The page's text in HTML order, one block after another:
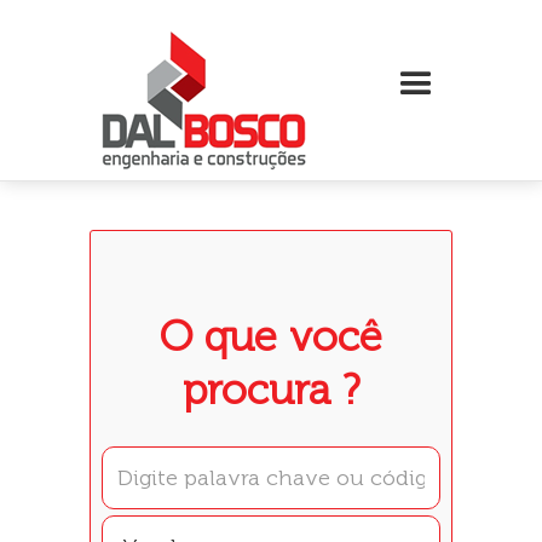
O que você
procura ?